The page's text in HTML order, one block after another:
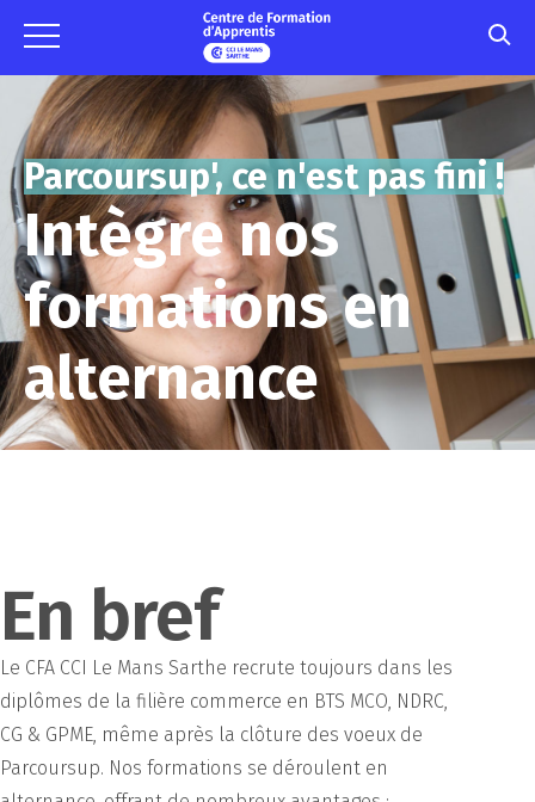
Parcoursup', ce n'est pas fini !
Intègre nos
formations en
alternance
En bref
Le CFA CCI Le Mans Sarthe recrute toujours dans les
diplômes de la filière commerce en BTS MCO, NDRC,
CG & GPME, même après la clôture des voeux de
Parcoursup. Nos formations se déroulent en